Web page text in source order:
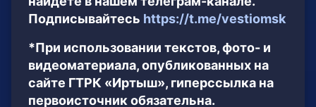
Подписывайтесь https://t.me/vestiomsk
*При использовании текстов, фото- и
видеоматериала, опубликованных на
сайте ГТРК «Иртыш», гиперссылка на
первоисточник обязательна.